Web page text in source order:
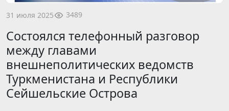
31 июля 2025 3489
Состоялся телефонный разговор
между главами
внешнеполитических ведомств
Туркменистана и Республики
Сейшельские Острова